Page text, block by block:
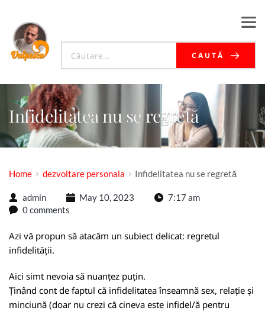
CAUTĂ
Infidelitatea nu se regretă
Home dezvoltare personala Infidelitatea nu se regretă
admin May 10, 2023
7:17 am
0 comments
Azi vă propun să atacăm un subiect delicat: regretul
infidelității.
Aici simt nevoia să nuanțez puțin.
Ținând cont de faptul că infidelitatea înseamnă sex, relație și
minciună (doar nu crezi că cineva este infidel/ă pentru